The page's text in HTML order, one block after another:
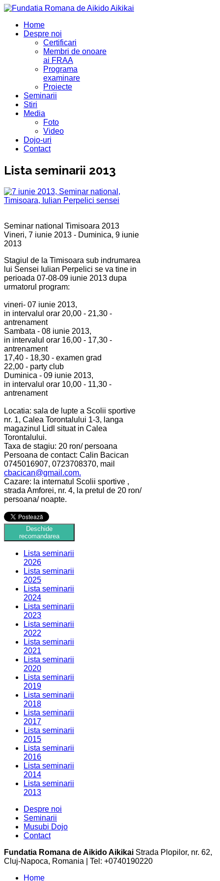
Home
Despre noi
Certificari
Membri de onoare
ai FRAA
Programa
examinare
Proiecte
Seminarii
Stiri
Media
Foto
Video
Dojo-uri
Contact
Lista seminarii 2013
Seminar national Timisoara 2013
Vineri, 7 iunie 2013 - Duminica, 9 iunie
2013
Stagiul de la Timisoara sub indrumarea
lui Sensei Iulian Perpelici se va tine in
perioada 07-08-09 iunie 2013 dupa
urmatorul program:
vineri- 07 iunie 2013,
in intervalul orar 20,00 - 21,30 -
antrenament
Sambata - 08 iunie 2013,
in intervalul orar 16,00 - 17,30 -
antrenament
17,40 - 18,30 - examen grad
22,00 - party club
Duminica - 09 iunie 2013,
in intervalul orar 10,00 - 11,30 -
antrenament
Locatia: sala de lupte a Scolii sportive
nr. 1, Calea Torontalului 1-3, langa
magazinul Lidl situat in Calea
Torontalului.
Taxa de stagiu: 20 ron/ persoana
Persoana de contact: Calin Bacican
0745016907, 0723708370, mail
cbacican@gmail.com.
Cazare: la internatul Scolii sportive ,
strada Amforei, nr. 4, la pretul de 20 ron/
persoana/ noapte.
Deschide
recomandarea
Lista seminarii
2026
Lista seminarii
2025
Lista seminarii
2024
Lista seminarii
2023
Lista seminarii
2022
Lista seminarii
2021
Lista seminarii
2020
Lista seminarii
2019
Lista seminarii
2018
Lista seminarii
2017
Lista seminarii
2015
Lista seminarii
2016
Lista seminarii
2014
Lista seminarii
2013
Despre noi
Seminarii
Musubi Dojo
Contact
Fundatia Romana de Aikido Aikikai Strada Plopilor, nr. 62,
Cluj-Napoca, Romania | Tel: +0740190220
Home